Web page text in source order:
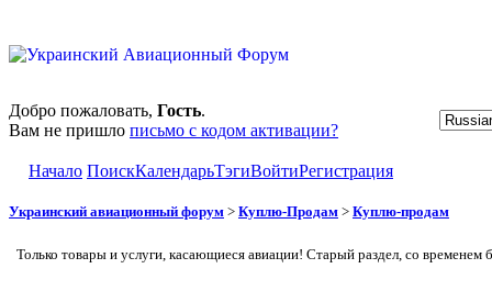
Добро пожаловать, Гость.
Вам не пришло письмо с кодом активации?
Начало ПоискКалендарьТэгиВойтиРегистрация
Украинский авиационный форум > Куплю-Продам > Куплю-продам
Только товары и услуги, касающиеся авиации! Старый раздел, со временем